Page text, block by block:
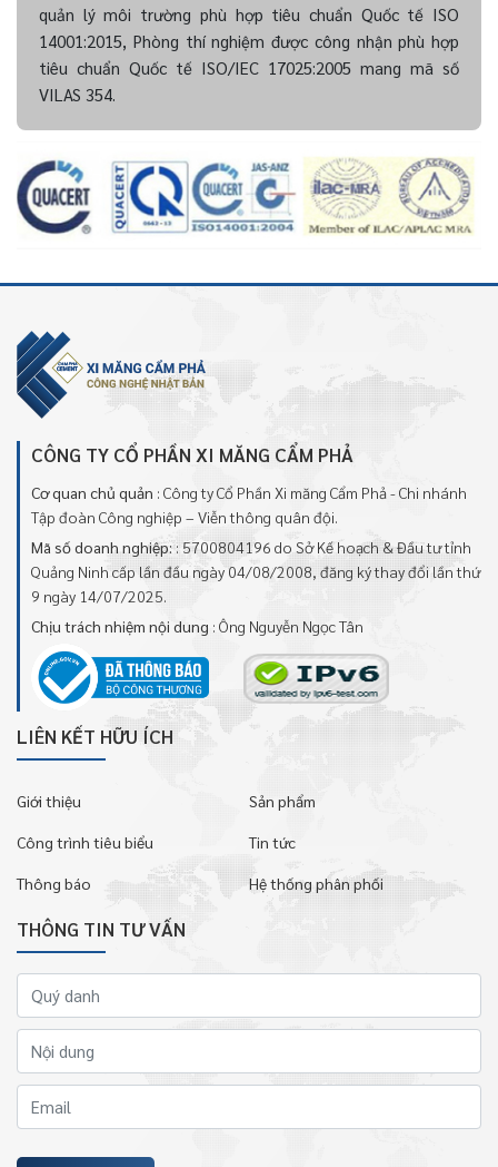
quản lý môi trường phù hợp tiêu chuẩn Quốc tế ISO
14001:2015, Phòng thí nghiệm được công nhận phù hợp
tiêu chuẩn Quốc tế ISO/IEC 17025:2005 mang mã số
VILAS 354.
CÔNG TY CỔ PHẦN XI MĂNG CẨM PHẢ
Cơ quan chủ quản : Công ty Cổ Phần Xi măng Cẩm Phả - Chi nhánh
Tập đoàn Công nghiệp – Viễn thông quân đội.
Mã số doanh nghiệp: : 5700804196 do Sở Kế hoạch & Đầu tư tỉnh
Quảng Ninh cấp lần đầu ngày 04/08/2008, đăng ký thay đổi lần thứ
9 ngày 14/07/2025.
Chịu trách nhiệm nội dung : Ông Nguyễn Ngọc Tân
LIÊN KẾT HỮU ÍCH
Giới thiệu Sản phẩm
Công trình tiêu biểu Tin tức
Thông báo Hệ thống phân phối
THÔNG TIN TƯ VẤN